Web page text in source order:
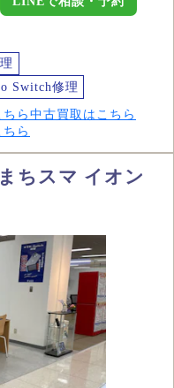
Switch修理
ら 中古買取はこちら
ら
ちスマ イオン